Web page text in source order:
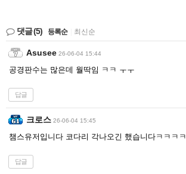
댓글(5) 등록순 최신순
Asusee 26-06-04 15:44
공경판수는 많은데 월딱임 ㅋㅋ ㅜㅜ
답글
크로스 26-06-04 15:45
챔스유저입니다 코다리 각나오긴 했습니다ㅋㅋㅋㅋ
답글